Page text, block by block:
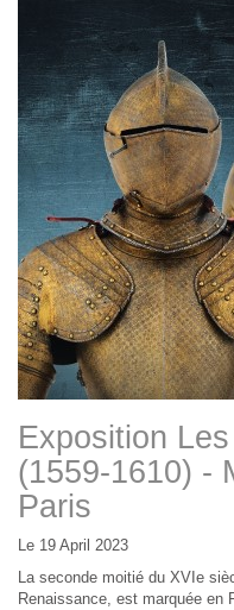
Exposition
(1559-1610) -
Paris
Le 19 April 2023
La seconde moitié du XVIe
Renaissance, est marquée en